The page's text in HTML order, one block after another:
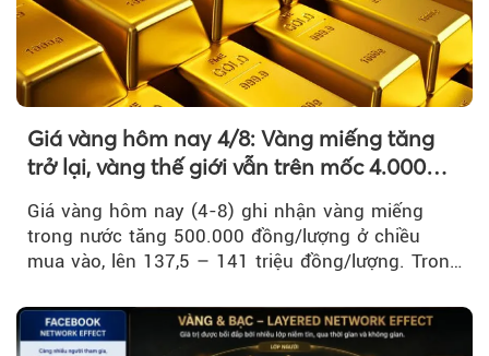
Giá vàng hôm nay 4/8: Vàng miếng tăng
trở lại, vàng thế giới vẫn trên mốc 4.000
Giá vàng hôm nay (4-8) ghi nhận vàng miếng
trong nước tăng 500.000 đồng/lượng ở chiều
mua vào, lên 137,5 – 141 triệu đồng/lượng. Trong
trì trên ngưỡng 4.000 USD/ounce.